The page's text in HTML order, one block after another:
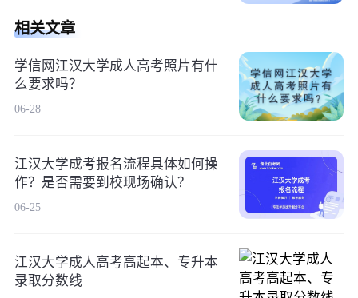
相关文章
学信网江汉大学成人高考照片有什
么要求吗？
06-28
江汉大学成考报名流程具体如何操
作？是否需要到校现场确认？
06-25
江汉大学成人高考高起本、专升本
录取分数线